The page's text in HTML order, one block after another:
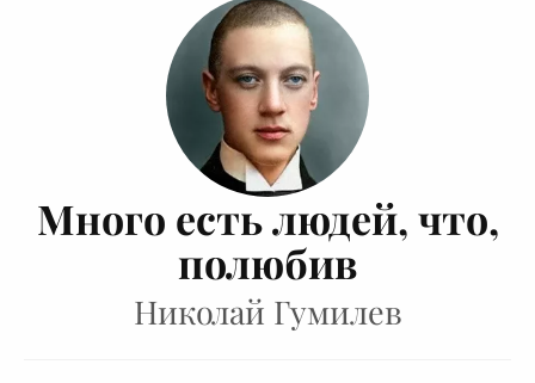
Много есть людей, что,
полюбив
Николай Гумилев